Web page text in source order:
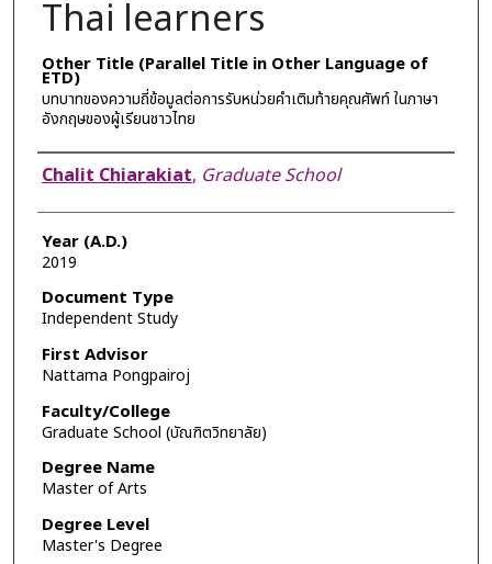
Thai learners
Other Title (Parallel Title in Other Language of
ETD)
บทบาทของความถี่ข้อมูลต่อการรับหน่วยคำเติมท้ายคุณศัพท์ ในภาษา
อังกฤษของผู้เรียนชาวไทย
Author
Chalit Chiarakiat, Graduate School
Year (A.D.)
2019
Document Type
Independent Study
First Advisor
Nattama Pongpairoj
Faculty/College
Graduate School (บัณฑิตวิทยาลัย)
Degree Name
Master of Arts
Degree Level
Master's Degree